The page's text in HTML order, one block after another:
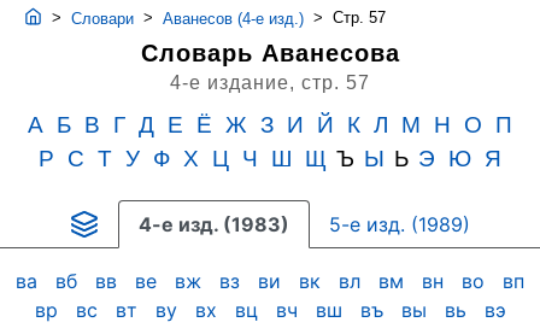
> Словари > Аванесов (4-е изд.) > Стр. 57
Словарь Аванесова
4-е издание, стр. 57
А Б В Г Д Е Ё Ж З И Й К Л М Н О
П
Р
С Т У Ф Х Ц Ч Ш Щ Ъ Ы Ь Э Ю Я
4-е изд. (1983) 5-е изд. (1989)
ва вб вв ве вж вз ви вк вл вм вн во
вп
вр
вс вт ву вх вц вч вш въ вы вь
вэ